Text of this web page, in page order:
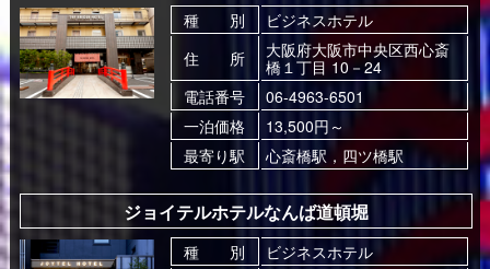
種 別
ビジネスホテル
住 所
大阪府大阪市中央区西心斎
橋１丁目 10－24
電話番号
06-4963-6501
一泊価格
13,500円～
最寄り駅
心斎橋駅，四ツ橋駅
ジョイテルホテルなんば道頓堀
種 別
ビジネスホテル